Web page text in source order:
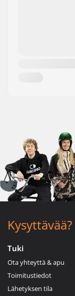
Kysyttävää?
Tuki
Ota yhteyttä & apu
Toimitustiedot
Lähetyksen tila